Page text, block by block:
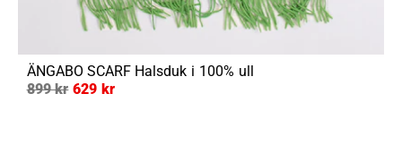
ÄNGABO SCARF Halsduk i 100% ull
629 kr
899 kr